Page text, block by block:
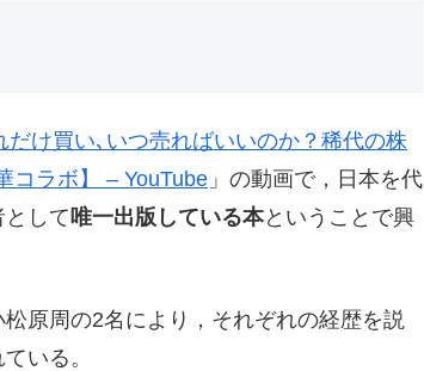
だけ買い､いつ売ればいいのか？稀代の株
コラボ】 – YouTube 」の動画で，日本を代
して唯一出版している本ということで興
原周の2名により，それぞれの経歴を説
いる。